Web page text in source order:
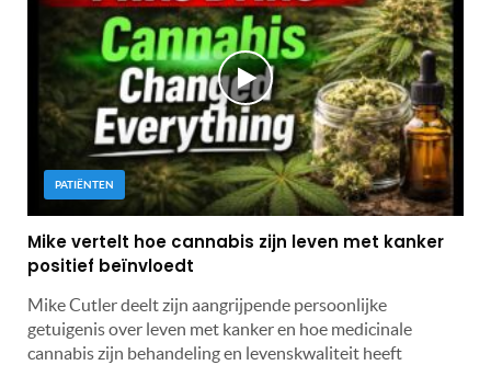
PATIËNTEN
Mike vertelt hoe cannabis zijn leven met kanker
positief beïnvloedt
Mike Cutler deelt zijn aangrijpende persoonlijke
getuigenis over leven met kanker en hoe medicinale
cannabis zijn behandeling en levenskwaliteit heeft